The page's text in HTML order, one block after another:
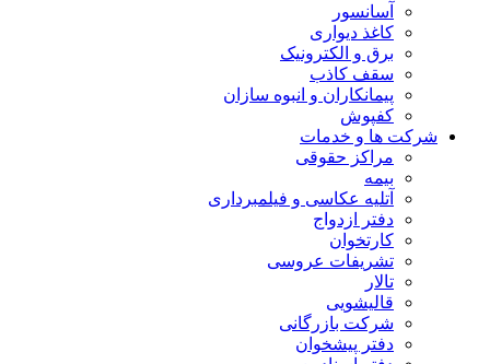
آسانسور
کاغذ دیواری
برق و الکترونیک
سقف کاذب
پیمانکاران و انبوه سازان
کفپوش
شرکت ها و خدمات
مراکز حقوقی
بیمه
آتلیه عکاسی و فیلمبرداری
دفتر ازدواج
کارتخوان
تشریفات عروسی
تالار
قالیشویی
شرکت بازرگانی
دفتر پیشخوان